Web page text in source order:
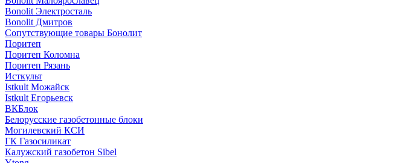
Bonolit Электросталь
Bonolit Дмитров
Сопутствующие товары Бонолит
Поритеп
Поритеп Коломна
Поритеп Рязань
Исткульт
Istkult Можайск
Istkult Егорьевск
ВКБлок
Белорусские газобетонные блоки
Могилевский КСИ
ГК Газосиликат
Калужский газобетон Sibel